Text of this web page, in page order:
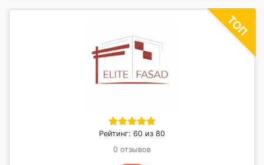
Рейтинг: 60 из 80
0 отзывов